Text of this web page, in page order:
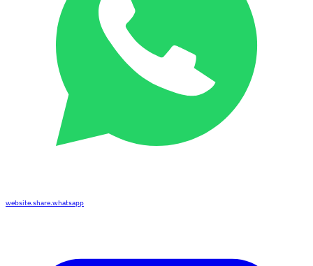
website.share.whatsapp